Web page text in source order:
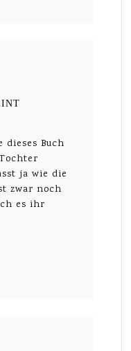
dieses Buch
ja wie die
zwar noch
es ihr